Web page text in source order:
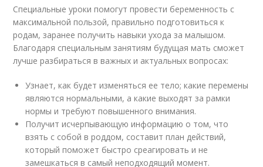
Специальные уроки помогут провести беременность с
максимальной пользой, правильно подготовиться к
родам, заранее получить навыки ухода за малышом.
Благодаря специальным занятиям будущая мать сможет
лучше разбираться в важных и актуальных вопросах:
Узнает, как будет изменяться ее тело; какие перемены
являются нормальными, а какие выходят за рамки
нормы и требуют повышенного внимания.
Получит исчерпывающую информацию о том, что
взять с собой в роддом, составит план действий,
который поможет быстро среагировать и не
замешкаться в самый неподходящий момент.